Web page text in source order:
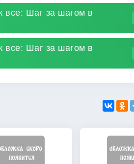
все: Шаг за шагом в
все: Шаг за шагом в